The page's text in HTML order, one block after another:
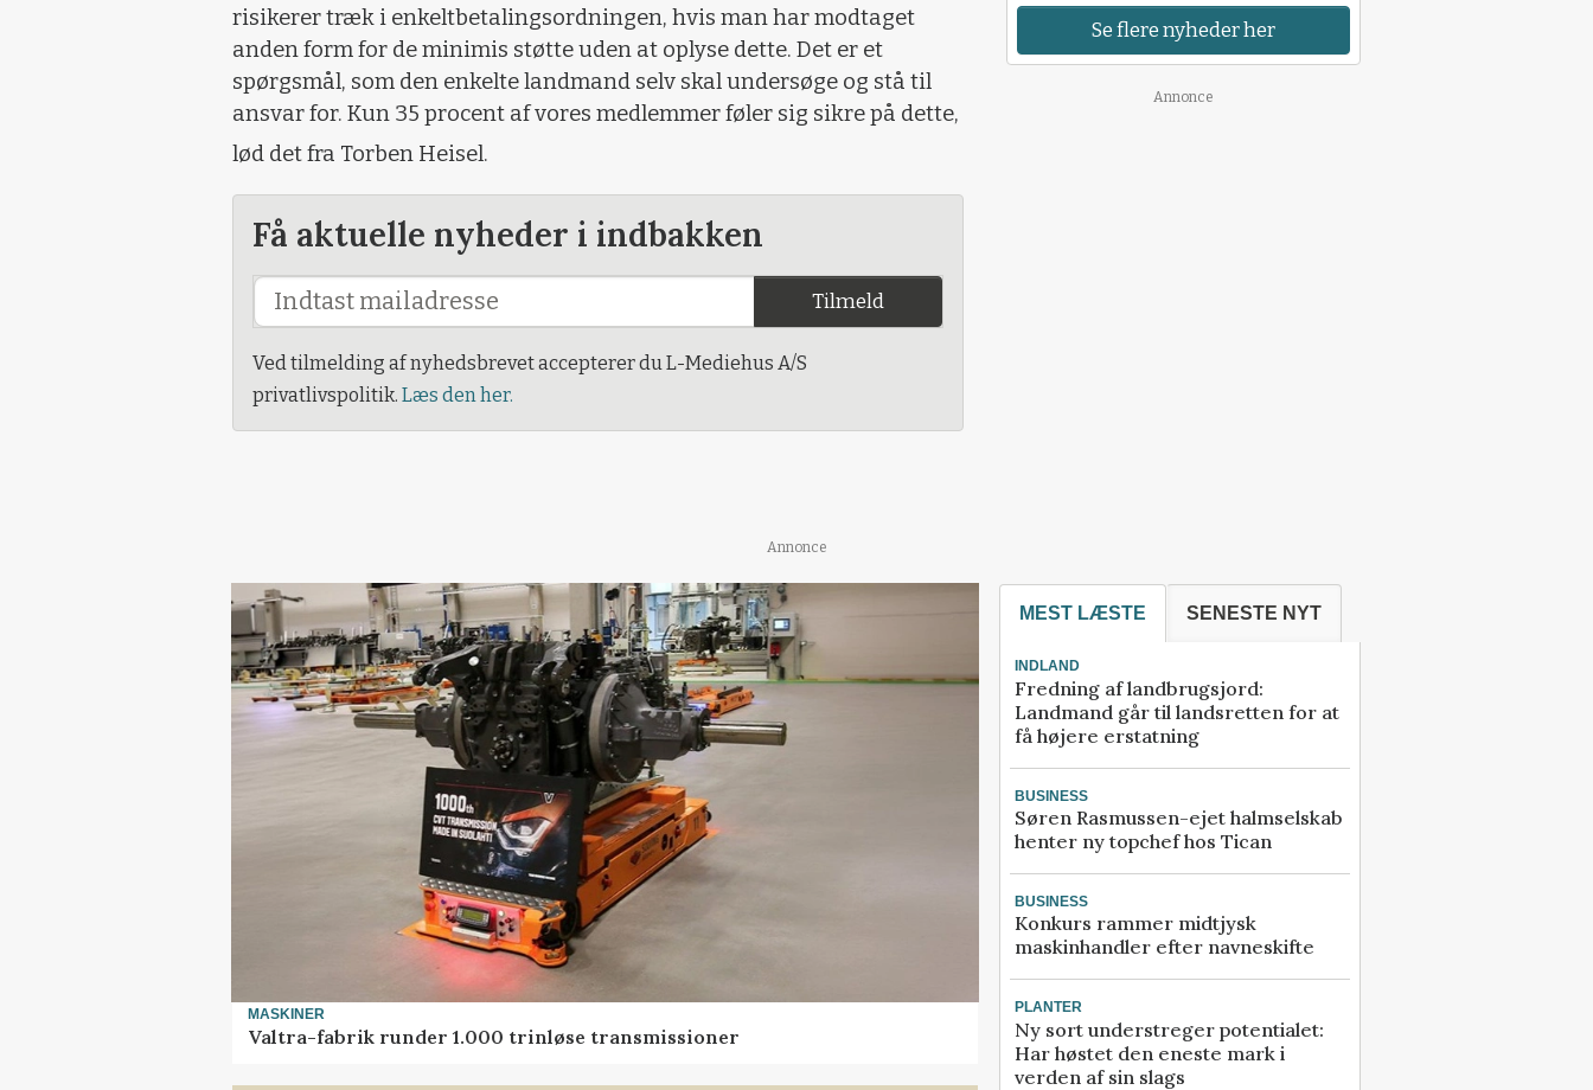
risikerer træk i enkeltbetalingsordningen, hvis man har modtaget
anden form for de minimis støtte uden at oplyse dette. Det er et
spørgsmål, som den enkelte landmand selv skal undersøge og stå til
ansvar for. Kun 35 procent af vores medlemmer føler sig sikre på dette,
lød det fra Torben Heisel.
Få aktuelle nyheder i indbakken
Tilmeld
Ved tilmelding af nyhedsbrevet accepterer du L-Mediehus A/S
privatlivspolitik. Læs den her.
Se flere nyheder her
Annonce
Annonce
MASKINER
Valtra-fabrik runder 1.000 trinløse transmissioner
MEST LÆSTE SENESTE NYT
INDLAND
Fredning af landbrugsjord:
Landmand går til landsretten for at
få højere erstatning
BUSINESS
Søren Rasmussen-ejet halmselskab
henter ny topchef hos Tican
BUSINESS
Konkurs rammer midtjysk
maskinhandler efter navneskifte
PLANTER
Ny sort understreger potentialet:
Har høstet den eneste mark i
verden af sin slags